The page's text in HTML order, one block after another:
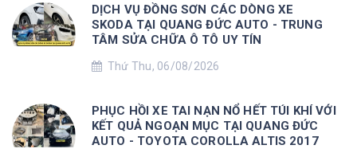
DỊCH VỤ ĐỒNG SƠN CÁC DÒNG XE
SKODA TẠI QUANG ĐỨC AUTO - TRUNG
TÂM SỬA CHỮA Ô TÔ UY TÍN
Thứ Thu, 06/08/2026
PHỤC HỒI XE TAI NẠN NỔ HẾT TÚI KHÍ VỚI
KẾT QUẢ NGOẠN MỤC TẠI QUANG ĐỨC
AUTO - TOYOTA COROLLA ALTIS 2017